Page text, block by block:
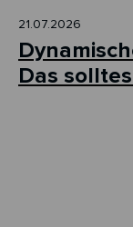
21.07.2026
Das